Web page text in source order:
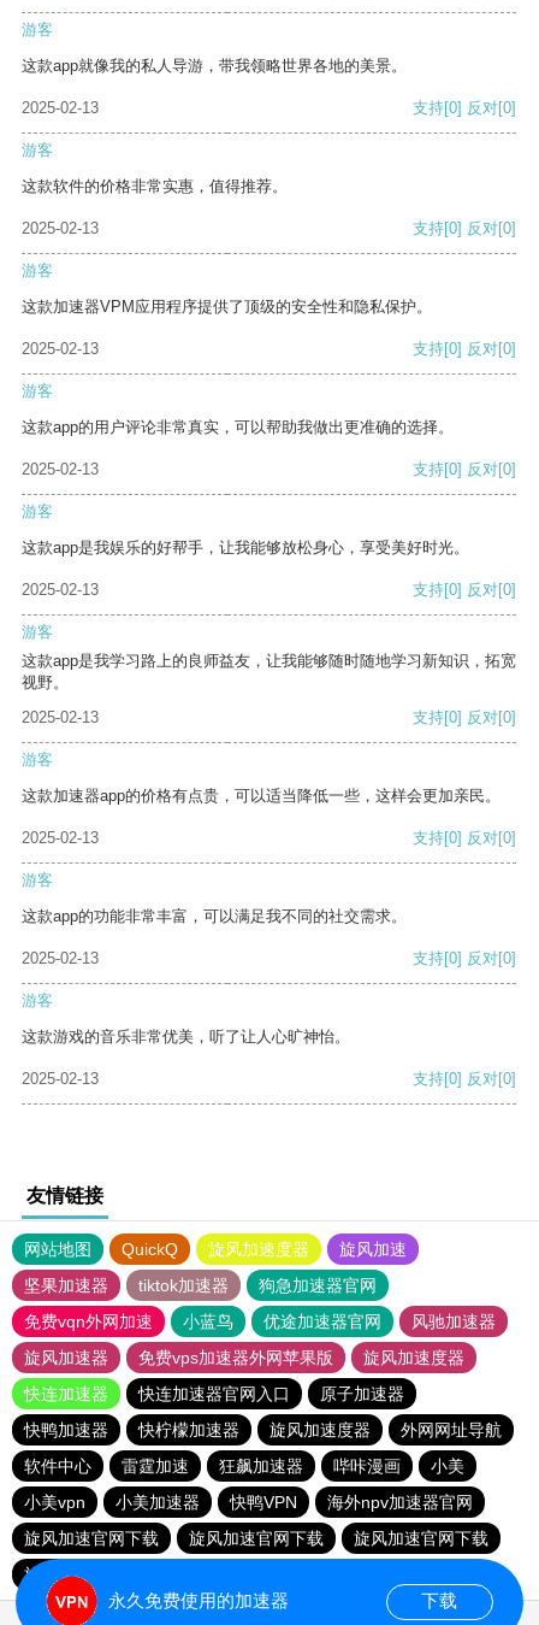
游客
这款app就像我的私人导游，带我领略世界各地的美景。
2025-02-13 支持[0] 反对[0]
游客
这款软件的价格非常实惠，值得推荐。
2025-02-13 支持[0] 反对[0]
游客
这款加速器VPM应用程序提供了顶级的安全性和隐私保护。
2025-02-13 支持[0] 反对[0]
游客
这款app的用户评论非常真实，可以帮助我做出更准确的选择。
2025-02-13 支持[0] 反对[0]
游客
这款app是我娱乐的好帮手，让我能够放松身心，享受美好时光。
2025-02-13 支持[0] 反对[0]
游客
这款app是我学习路上的良师益友，让我能够随时随地学习新知识，拓宽
视野。
2025-02-13
支持[0] 反对[0]
游客
这款加速器app的价格有点贵，可以适当降低一些，这样会更加亲民。
2025-02-13 支持[0] 反对[0]
游客
这款app的功能非常丰富，可以满足我不同的社交需求。
2025-02-13 支持[0] 反对[0]
游客
这款游戏的音乐非常优美，听了让人心旷神怡。
2025-02-13 支持[0] 反对[0]
友情链接
网站地图 QuickQ 旋风加速度器
旋风加速
坚果加速器
tiktok加速器
狗急加速器官网
免费vqn外网加速
小蓝鸟 优途加速器官网
风驰加速器
旋风加速器
免费vps加速器外网苹果版
旋风加速度器
快连加速器
快连加速器官网入口
原子加速器
快鸭加速器
快柠檬加速器 旋风加速度器
外网网址导航
软件中心
雷霆加速 狂飙加速器 哔咔漫画
小美
小美vpn
小美加速器 快鸭VPN
海外npv加速器官网
旋风加速官网下载
旋风加速官网下载
旋风加速官网下载
旋风加速官网下载
永久免费使用的加速器 下载